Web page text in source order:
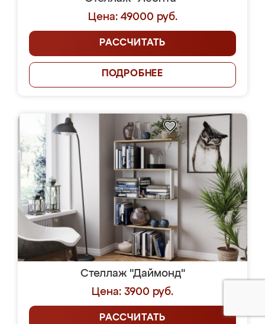
Цена: 49000 руб.
РАССЧИТАТЬ
ПОДРОБНЕЕ
Стеллаж "Даймонд"
Цена: 3900 руб.
РАССЧИТАТЬ